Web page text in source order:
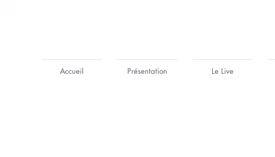
Accueil Présentation Le Live